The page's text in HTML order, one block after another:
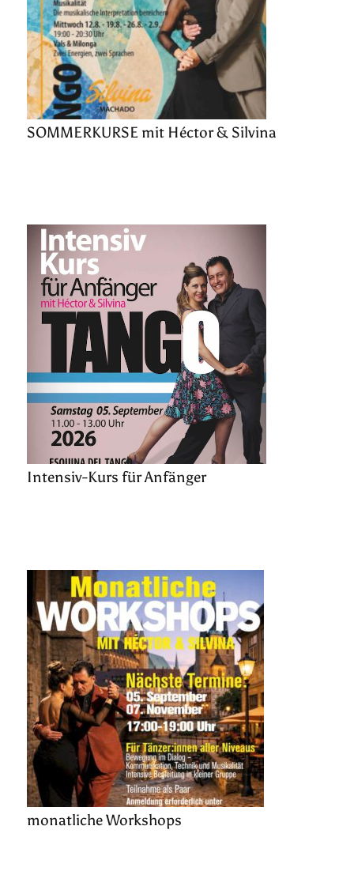
SOMMERKURSE mit Héctor & Silvina
Intensiv-Kurs für Anfänger
monatliche Workshops